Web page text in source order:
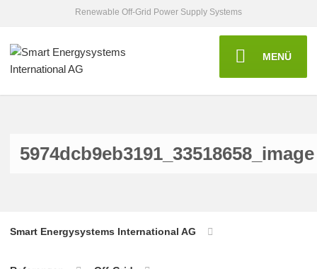
Renewable Off-Grid Power Supply Systems
MENÜ
5974dcb9eb3191_33518658_image
Smart Energysystems International AG